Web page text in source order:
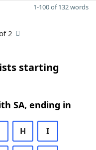
1-100 of 132 words
2
starting
SA, ending in
H I